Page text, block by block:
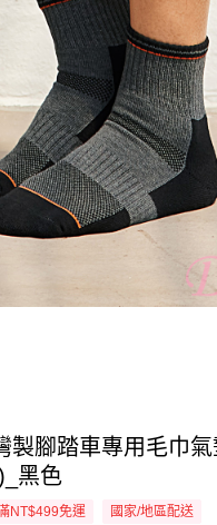
製腳踏車專用毛巾
黑色
NT$499免運 國家/地區配送